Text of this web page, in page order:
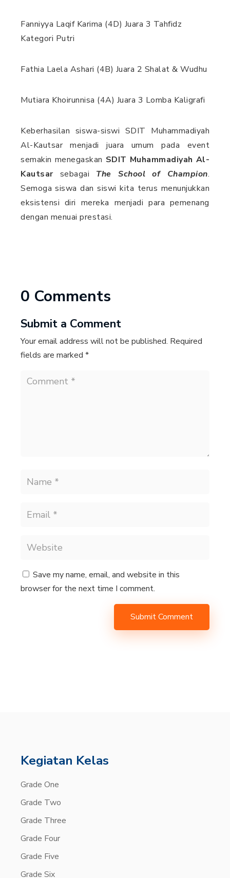
Fanniyya Laqif Karima (4D) Juara 3 Tahfidz
Kategori Putri
Fathia Laela Ashari (4B) Juara 2 Shalat & Wudhu
Mutiara Khoirunnisa (4A) Juara 3 Lomba Kaligrafi
Keberhasilan siswa-siswi SDIT Muhammadiyah
Al-Kautsar menjadi juara umum pada event
semakin menegaskan SDIT Muhammadiyah Al-
Kautsar sebagai The School of Champion.
Semoga siswa dan siswi kita terus menunjukkan
eksistensi diri mereka menjadi para pemenang
dengan menuai prestasi.
0 Comments
Submit a Comment
Your email address will not be published. Required
fields are marked *
Save my name, email, and website in this
browser for the next time I comment.
Submit Comment
Kegiatan Kelas
Grade One
Grade Two
Grade Three
Grade Four
Grade Five
Grade Six